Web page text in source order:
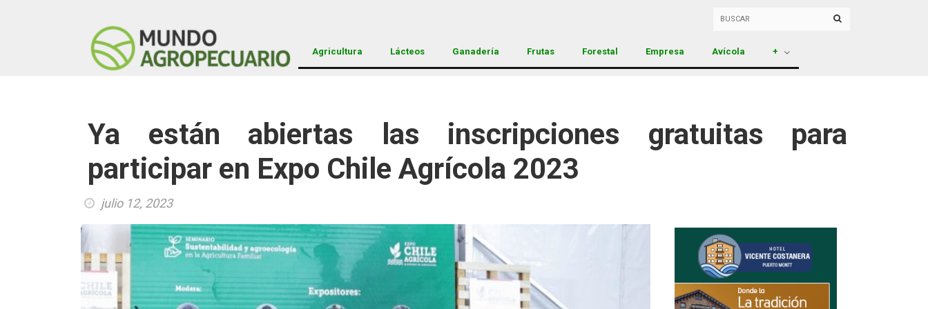
Agricultura Lácteos Ganadería Frutas Forestal Empresa Avícola +
Ya están abiertas las inscripciones gratuitas para
participar en Expo Chile Agrícola 2023
julio 12, 2023